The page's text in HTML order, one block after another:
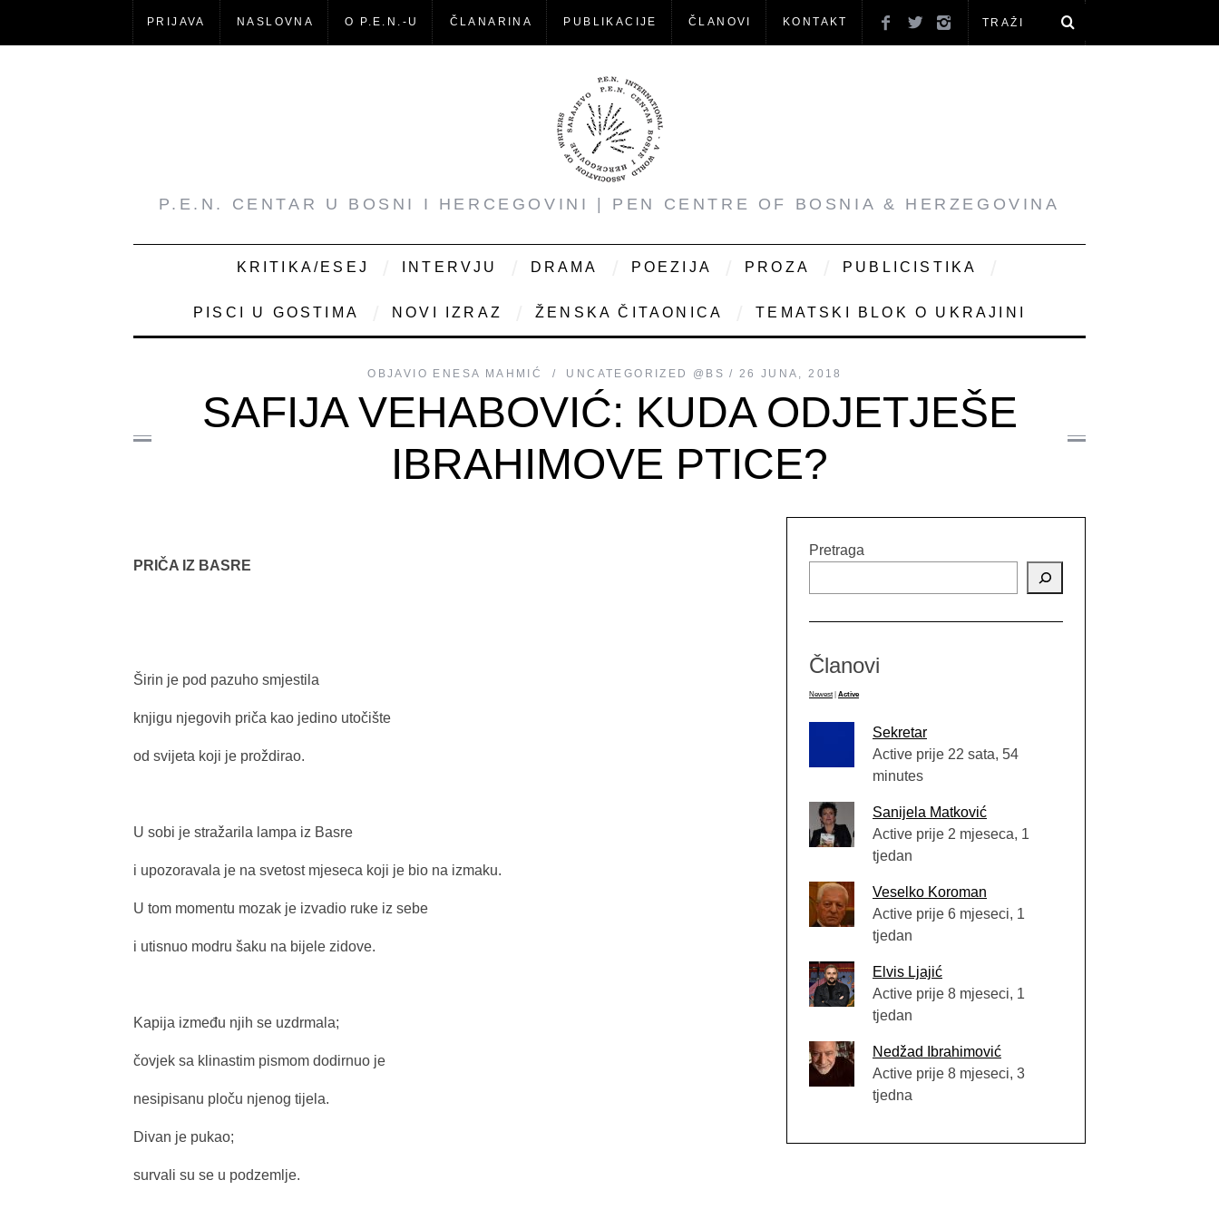
PRIJAVA NASLOVNA O P.E.N.-U ČLANARINA PUBLIKACIJE ČLANOVI KONTAKT
P.E.N. CENTAR U BOSNI I HERCEGOVINI | PEN CENTRE OF BOSNIA & HERZEGOVINA
KRITIKA/ESEJ INTERVJU DRAMA POEZIJA PROZA PUBLICISTIKA
PISCI U GOSTIMA NOVI IZRAZ ŽENSKA ČITAONICA TEMATSKI BLOK O UKRAJINI
OBJAVIO ENESA MAHMIĆ UNCATEGORIZED @BS 26 JUNA, 2018
SAFIJA VEHABOVIĆ: KUDA ODJETJEŠE
IBRAHIMOVE PTICE?
PRIČA IZ BASRE
Širin je pod pazuho smjestila
knjigu njegovih priča kao jedino utočište
od svijeta koji je proždirao.
U sobi je stražarila lampa iz Basre
i upozoravala je na svetost mjeseca koji je bio na izmaku.
U tom momentu mozak je izvadio ruke iz sebe
i utisnuo modru šaku na bijele zidove.
Kapija između njih se uzdrmala;
čovjek sa klinastim pismom dodirnuo je
nesipisanu ploču njenog tijela.
Divan je pukao;
survali su se u podzemlje.
Pretraga
Članovi
Newest Active
Sekretar
Active prije 22 sata, 54
minutes
Sanijela Matković
Active prije 2 mjeseca, 1
tjedan
Veselko Koroman
Active prije 6 mjeseci, 1
tjedan
Elvis Ljajić
Active prije 8 mjeseci, 1
tjedan
Nedžad Ibrahimović
Active prije 8 mjeseci, 3
tjedna